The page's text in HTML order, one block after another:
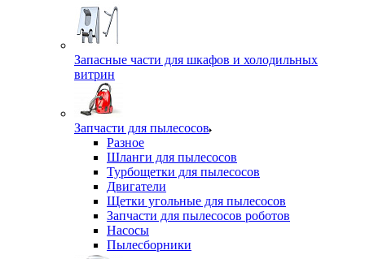
Запасные части для шкафов и холодильных
витрин
Запчасти для пылесосов
Разное
Шланги для пылесосов
Турбощетки для пылесосов
Двигатели
Щетки угольные для пылесосов
Запчасти для пылесосов роботов
Насосы
Пылесборники